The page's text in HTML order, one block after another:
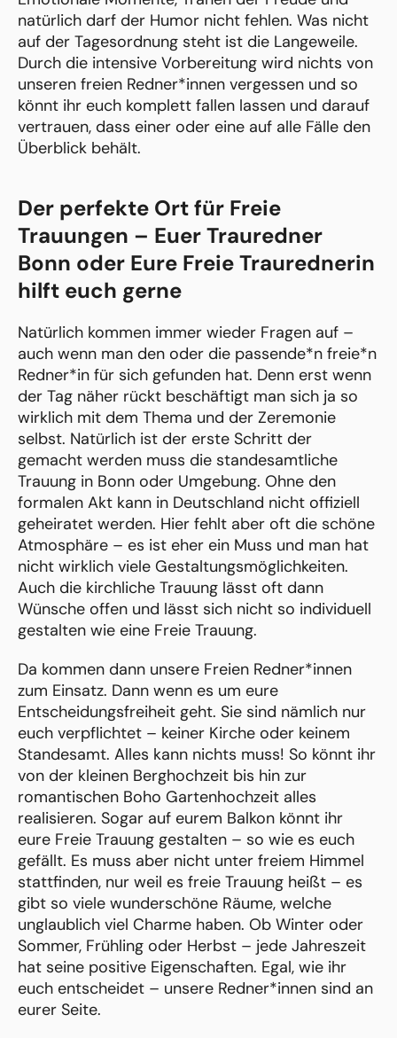
natürlich darf der Humor nicht fehlen. Was nicht
auf der Tagesordnung steht ist die Langeweile.
Durch die intensive Vorbereitung wird nichts von
unseren freien Redner*innen vergessen und so
könnt ihr euch komplett fallen lassen und darauf
vertrauen, dass einer oder eine auf alle Fälle den
Überblick behält.
Der perfekte Ort für Freie
Trauungen – Euer Trauredner
Bonn oder Eure Freie Traurednerin
hilft euch gerne
Natürlich kommen immer wieder Fragen auf –
auch wenn man den oder die passende*n freie*n
Redner*in für sich gefunden hat. Denn erst wenn
der Tag näher rückt beschäftigt man sich ja so
wirklich mit dem Thema und der Zeremonie
selbst. Natürlich ist der erste Schritt der
gemacht werden muss die standesamtliche
Trauung in Bonn oder Umgebung. Ohne den
formalen Akt kann in Deutschland nicht offiziell
geheiratet werden. Hier fehlt aber oft die schöne
Atmosphäre – es ist eher ein Muss und man hat
nicht wirklich viele Gestaltungsmöglichkeiten.
Auch die kirchliche Trauung lässt oft dann
Wünsche offen und lässt sich nicht so individuell
gestalten wie eine Freie Trauung.
Da kommen dann unsere Freien Redner*innen
zum Einsatz. Dann wenn es um eure
Entscheidungsfreiheit geht. Sie sind nämlich nur
euch verpflichtet – keiner Kirche oder keinem
Standesamt. Alles kann nichts muss! So könnt ihr
von der kleinen Berghochzeit bis hin zur
romantischen Boho Gartenhochzeit alles
realisieren. Sogar auf eurem Balkon könnt ihr
eure Freie Trauung gestalten – so wie es euch
gefällt. Es muss aber nicht unter freiem Himmel
stattfinden, nur weil es freie Trauung heißt – es
gibt so viele wunderschöne Räume, welche
unglaublich viel Charme haben. Ob Winter oder
Sommer, Frühling oder Herbst – jede Jahreszeit
hat seine positive Eigenschaften. Egal, wie ihr
euch entscheidet – unsere Redner*innen sind an
eurer Seite.